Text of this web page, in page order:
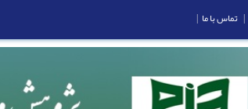
| تماس با ما |